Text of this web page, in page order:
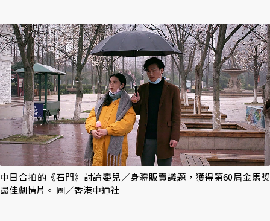
中日合拍的《石門》討論嬰兒／身體販賣議題，獲得第60屆金馬獎
最佳劇情片。 圖／香港中通社